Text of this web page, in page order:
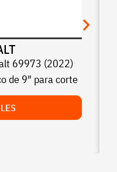
69973 (2022)
de 9″ para corte